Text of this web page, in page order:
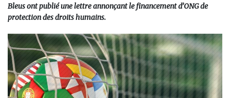
Bleus ont publié une lettre annonçant le financement d’ONG de
protection des droits humains.